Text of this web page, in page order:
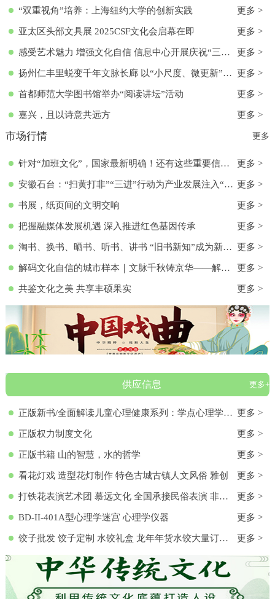
“双重视角”培养：上海纽约大学的创新实践 更多 >
亚太区头部文具展 2025CSF文化会启幕在即 更多 >
感受艺术魅力 增强文化自信 信息中心开展庆祝“三八”国际妇女节活动 更多 >
扬州仁丰里蜕变千年文脉长廊 以“小尺度、微更新”实现古今交融 更多 >
首都师范大学图书馆举办“阅读讲坛”活动 更多 >
嘉兴，且以诗意共远方 更多 >
市场行情 更多
针对“加班文化”，国家最新明确！还有这些重要信息→ 更多 >
安徽石台：“扫黄打非”“三进”行动为产业发展注入“清流” 更多 >
书展，纸页间的文明交响 更多 >
把握融媒体发展机遇 深入推进红色基因传承 更多 >
淘书、换书、晒书、听书、讲书 “旧书新知”成为新文化时尚 更多 >
解码文化自信的城市样本｜文脉千秋铸京华——解码首都北京的文化自信样本 更多 >
共鉴文化之美 共享丰硕果实 更多 >
供应信息 更多+
正版新书/全面解读儿童心理健康系列：学点心理学9787572136313 正版新书/全面解读儿童心理健康系列：学点心理学 更多 >
正版权力制度文化 更多 >
正版书籍 山的智慧，水的哲学 更多 >
看花灯戏 造型花灯制作 特色古城古镇人文风俗 雅创 更多 >
打铁花表演艺术团 慕远文化 全国承接民俗表演 非物质文化遗产 更多 >
BD-II-401A型心理学迷宫 心理学仪器 更多 >
饺子批发 饺子定制 水饺礼盒 龙年年货水饺大量订购 各种馅料饺子 饺子批发 饺子定制 水饺礼盒 龙年年货水饺大量订购 各种馅料饺子 更多 >